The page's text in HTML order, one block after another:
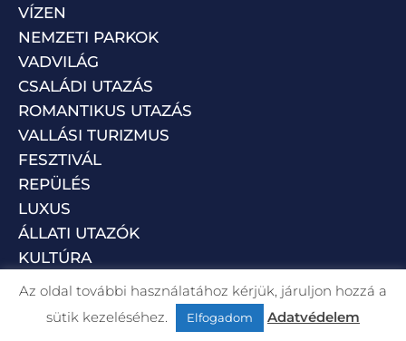
VÍZEN
NEMZETI PARKOK
VADVILÁG
CSALÁDI UTAZÁS
ROMANTIKUS UTAZÁS
VALLÁSI TURIZMUS
FESZTIVÁL
REPÜLÉS
LUXUS
ÁLLATI UTAZÓK
KULTÚRA
Az oldal további használatához kérjük, járuljon hozzá a
sütik kezeléséhez.
Elfogadom Adatvédelem